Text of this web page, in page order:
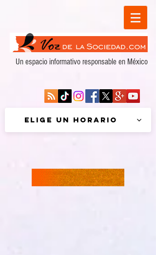
Un espacio informativo responsable en México
Elige un horario